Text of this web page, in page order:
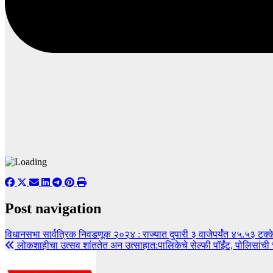
Post navigation
विधानसभा सार्वत्रिक निवडणूक २०२४ : राज्यात दुपारी ३ वाजेपर्यंत ४५.५३
लोकशाहीचा उत्सव शांततेत अन उत्साहात:पालिकेचे सेल्फी पॉईंट, पोलिसांची